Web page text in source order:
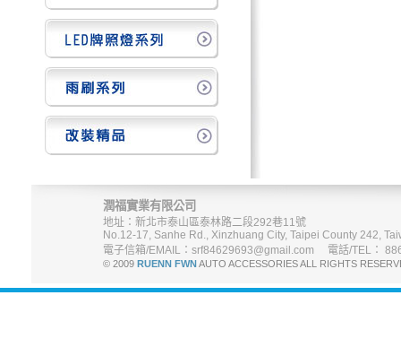
潤福實業有限公司
地址：新北市泰山區泰林路二段292巷11號
No.12-17, Sanhe Rd., Xinzhuang City, Taipei County 242,
電子信箱/EMAIL：srf84629693@gmail.com 電話/TEL：
© 2009 RUENN FWNAUTO ACCESSORIES ALL RIGHTS